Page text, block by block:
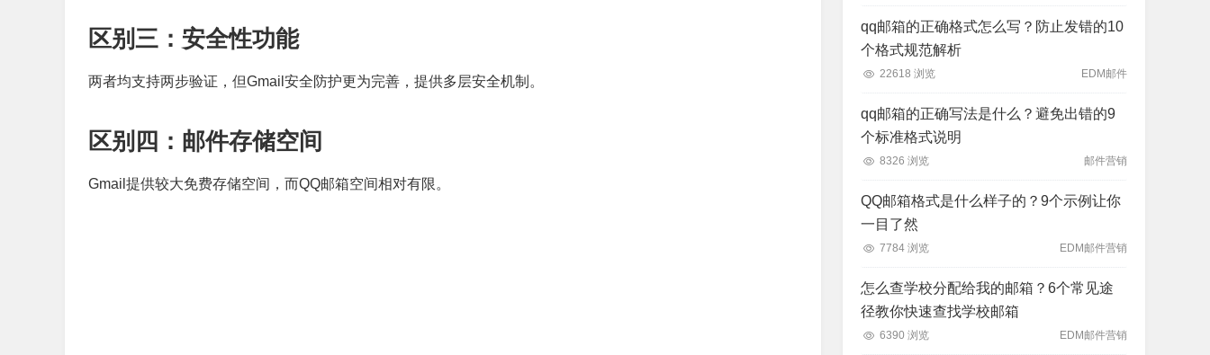
区别三：安全性功能
两者均支持两步验证，但Gmail安全防护更为完善，提供多层安全机制。
区别四：邮件存储空间
Gmail提供较大免费存储空间，而QQ邮箱空间相对有限。
qq邮箱的正确格式怎么写？防止发错的10
个格式规范解析
22618 浏览 EDM邮件
qq邮箱的正确写法是什么？避免出错的9
个标准格式说明
8326 浏览 邮件营销
QQ邮箱格式是什么样子的？9个示例让你
一目了然
7784 浏览 EDM邮件营销
怎么查学校分配给我的邮箱？6个常见途
径教你快速查找学校邮箱
6390 浏览 EDM邮件营销